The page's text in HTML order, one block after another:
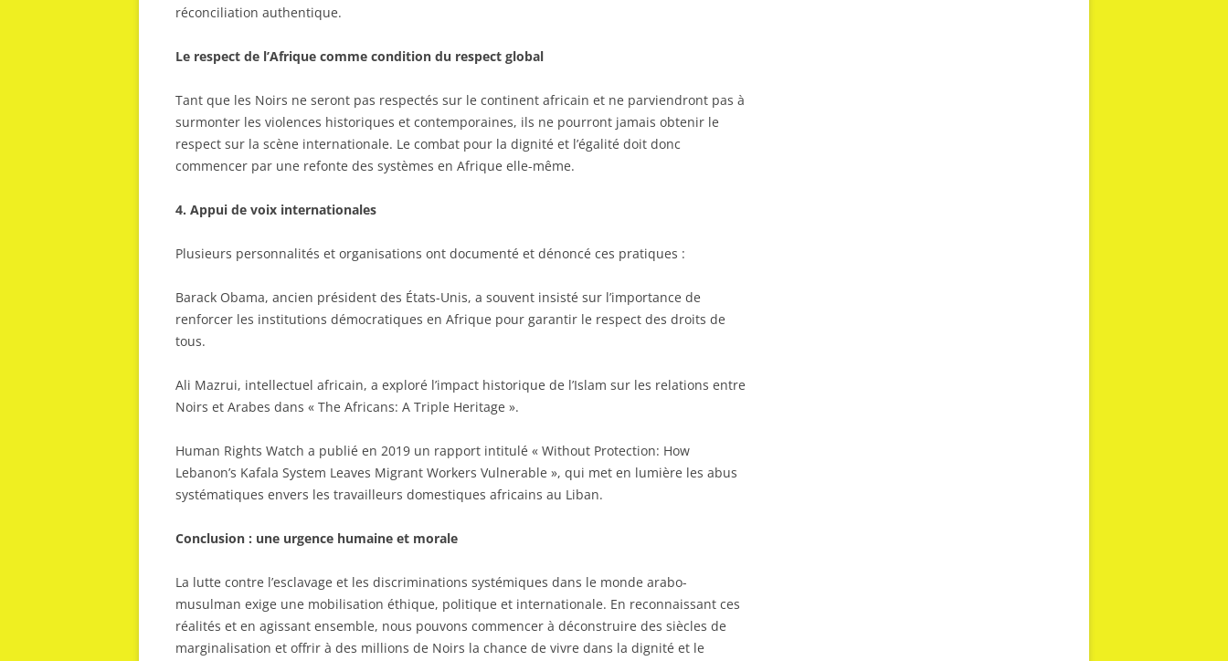
réconciliation authentique.
Le respect de l’Afrique comme condition du respect global
Tant que les Noirs ne seront pas respectés sur le continent africain et ne parviendront pas à
surmonter les violences historiques et contemporaines, ils ne pourront jamais obtenir le
respect sur la scène internationale. Le combat pour la dignité et l’égalité doit donc
commencer par une refonte des systèmes en Afrique elle-même.
4. Appui de voix internationales
Plusieurs personnalités et organisations ont documenté et dénoncé ces pratiques :
Barack Obama, ancien président des États-Unis, a souvent insisté sur l’importance de
renforcer les institutions démocratiques en Afrique pour garantir le respect des droits de
tous.
Ali Mazrui, intellectuel africain, a exploré l’impact historique de l’Islam sur les relations entre
Noirs et Arabes dans « The Africans: A Triple Heritage ».
Human Rights Watch a publié en 2019 un rapport intitulé « Without Protection: How
Lebanon’s Kafala System Leaves Migrant Workers Vulnerable », qui met en lumière les abus
systématiques envers les travailleurs domestiques africains au Liban.
Conclusion : une urgence humaine et morale
La lutte contre l’esclavage et les discriminations systémiques dans le monde arabo-
musulman exige une mobilisation éthique, politique et internationale. En reconnaissant ces
réalités et en agissant ensemble, nous pouvons commencer à déconstruire des siècles de
marginalisation et offrir à des millions de Noirs la chance de vivre dans la dignité et le